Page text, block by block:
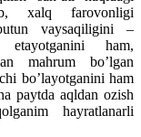
xalq farovonligi
vaysaqiligini –
etayotganini ham,
mahrum bo’lgan
bo’layotganini ham
paytda aqldan ozish
hayratlanarli